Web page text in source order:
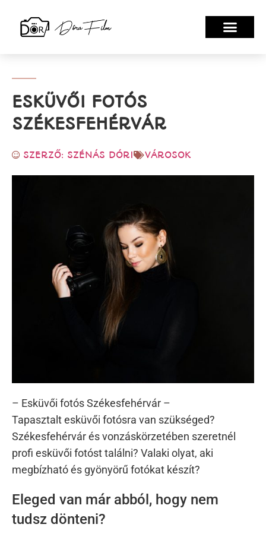
ESKÜVŐI FOTÓS
SZÉKESFEHÉRVÁR
SZERZŐ: SZÉNÁS DÓRI VÁROSOK
– Esküvői fotós Székesfehérvár –
Tapasztalt esküvői fotósra van szükséged?
Székesfehérvár és vonzáskörzetében szeretnél
profi esküvői fotóst találni? Valaki olyat, aki
megbízható és gyönyörű fotókat készít?
Eleged van már abból, hogy nem
tudsz dönteni?